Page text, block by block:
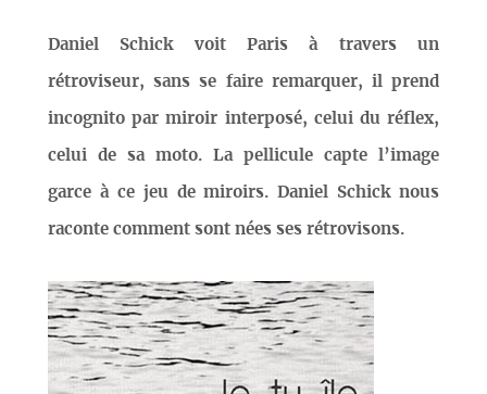
Daniel Schick voit Paris à travers un
rétroviseur, sans se faire remarquer, il prend
incognito par miroir interposé, celui du réflex,
celui de sa moto. La pellicule capte l’image
garce à ce jeu de miroirs. Daniel Schick nous
raconte comment sont nées ses rétrovisons.